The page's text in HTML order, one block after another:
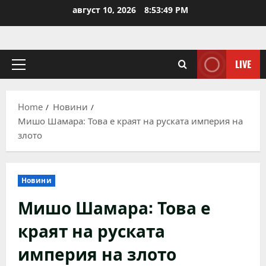
август 10, 2026 8:53:49 PM
Primary
LIVE
Home
Новини
Мишо Шамара: Това е краят на руската империя на
злото
Новини
Мишо Шамара: Това е
краят на руската
империя на злото